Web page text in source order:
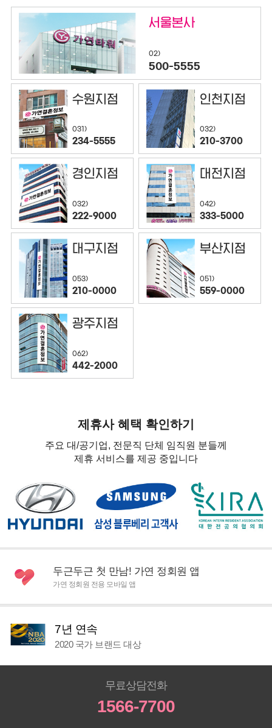
서울본사
02)
500-5555
수원지점
031)
234-5555
인천지점
032)
210-3700
경인지점
032)
222-9000
대전지점
042)
333-5000
대구지점
053)
210-0000
부산지점
051)
559-0000
광주지점
062)
442-2000
제휴사 혜택 확인하기
주요 대/공기업, 전문직 단체 임직원 분들께
제휴 서비스를 제공 중입니다
두근두근 첫 만남! 가연 정회원 앱
가연 정회원 전용 모바일 앱
7년 연속
2020 국가 브랜드 대상
무료상담전화
1566-7700